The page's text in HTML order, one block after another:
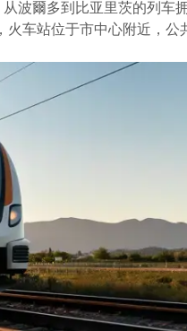
波爾多到比亚里茨的列车
车站位于市中心附近，